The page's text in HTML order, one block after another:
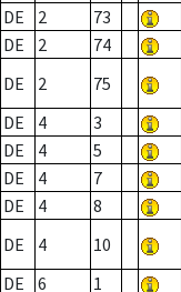
DE
2 73
DE
2 74
DE
2 75
DE
4 3
DE
4 5
DE
4 7
DE
4 8
DE
4 10
DE
6 1